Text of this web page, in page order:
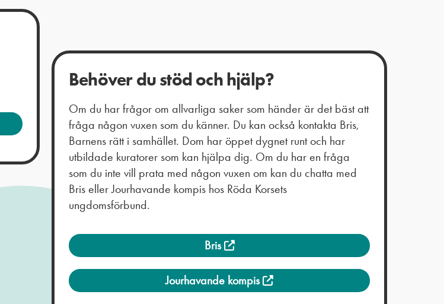
Behöver du stöd och hjälp?
Om du har frågor om allvarliga saker som händer är det bäst att
fråga någon vuxen som du känner. Du kan också kontakta Bris,
Barnens rätt i samhället. Dom har öppet dygnet runt och har
utbildade kuratorer som kan hjälpa dig. Om du har en fråga
som du inte vill prata med någon vuxen om kan du chatta med
Bris eller Jourhavande kompis hos Röda Korsets
ungdomsförbund.
Bris
Jourhavande kompis